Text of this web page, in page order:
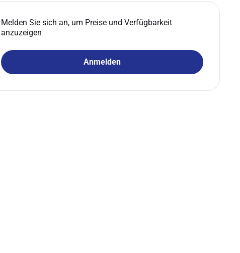
Melden Sie sich an, um Preise und Verfügbarkeit
anzuzeigen
Anmelden